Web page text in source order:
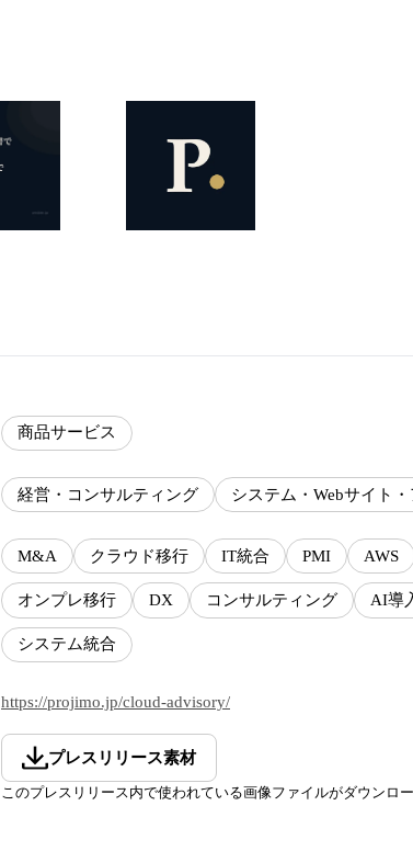
商品サービス
経営・コンサルティング システム・Webサイト
M&A クラウド移行 IT統合 PMI AWS
オンプレ移行 DX コンサルティング AI導
システム統合
https://projimo.jp/cloud-advisory/
プレスリリース素材
このプレスリリース内で使われている画像ファイルがダウンロ